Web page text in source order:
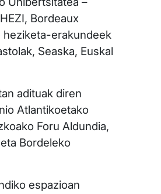
Bordeaux
heziketa-erakundeek
Seaska, Euskal
adituak diren
Atlantikoetako
Foru Aldundia,
Bordeleko
espazioan